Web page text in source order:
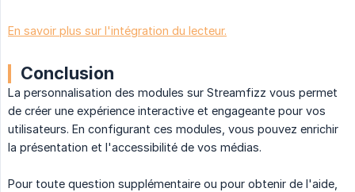
En savoir plus sur l'intégration du lecteur.
Conclusion
La personnalisation des modules sur Streamfizz vous permet
de créer une expérience interactive et engageante pour vos
utilisateurs. En configurant ces modules, vous pouvez enrichir
la présentation et l'accessibilité de vos médias.
Pour toute question supplémentaire ou pour obtenir de l'aide,